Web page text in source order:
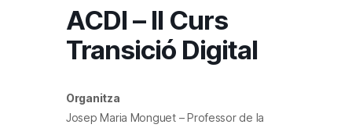
ACDI – II Curs
Transició Digital
Organitza
Josep Maria Monguet – Professor de la